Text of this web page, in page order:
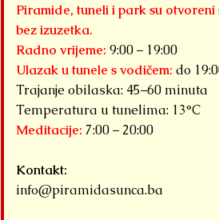
Piramide, tuneli i park su
bez izuzetka.
Radno vrijeme: 9:00 – 19:00
Ulazak u tunele s vodičem: do
Trajanje obilaska: 45–60 minuta
Temperatura u tunelima: 13°C
Meditacije: 7:00 – 20:00
Kontakt:
info@piramidasunca.ba